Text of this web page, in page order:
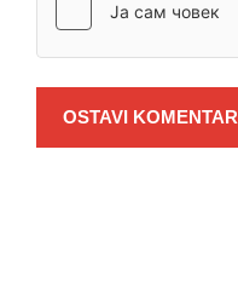
OSTAVI KOMENTAR